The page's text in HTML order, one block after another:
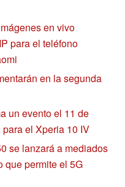
en vivo
para el teléfono
en la segunda
un evento el 11 de
el Xperia 10 IV
se lanzará a mediados
que permite el 5G